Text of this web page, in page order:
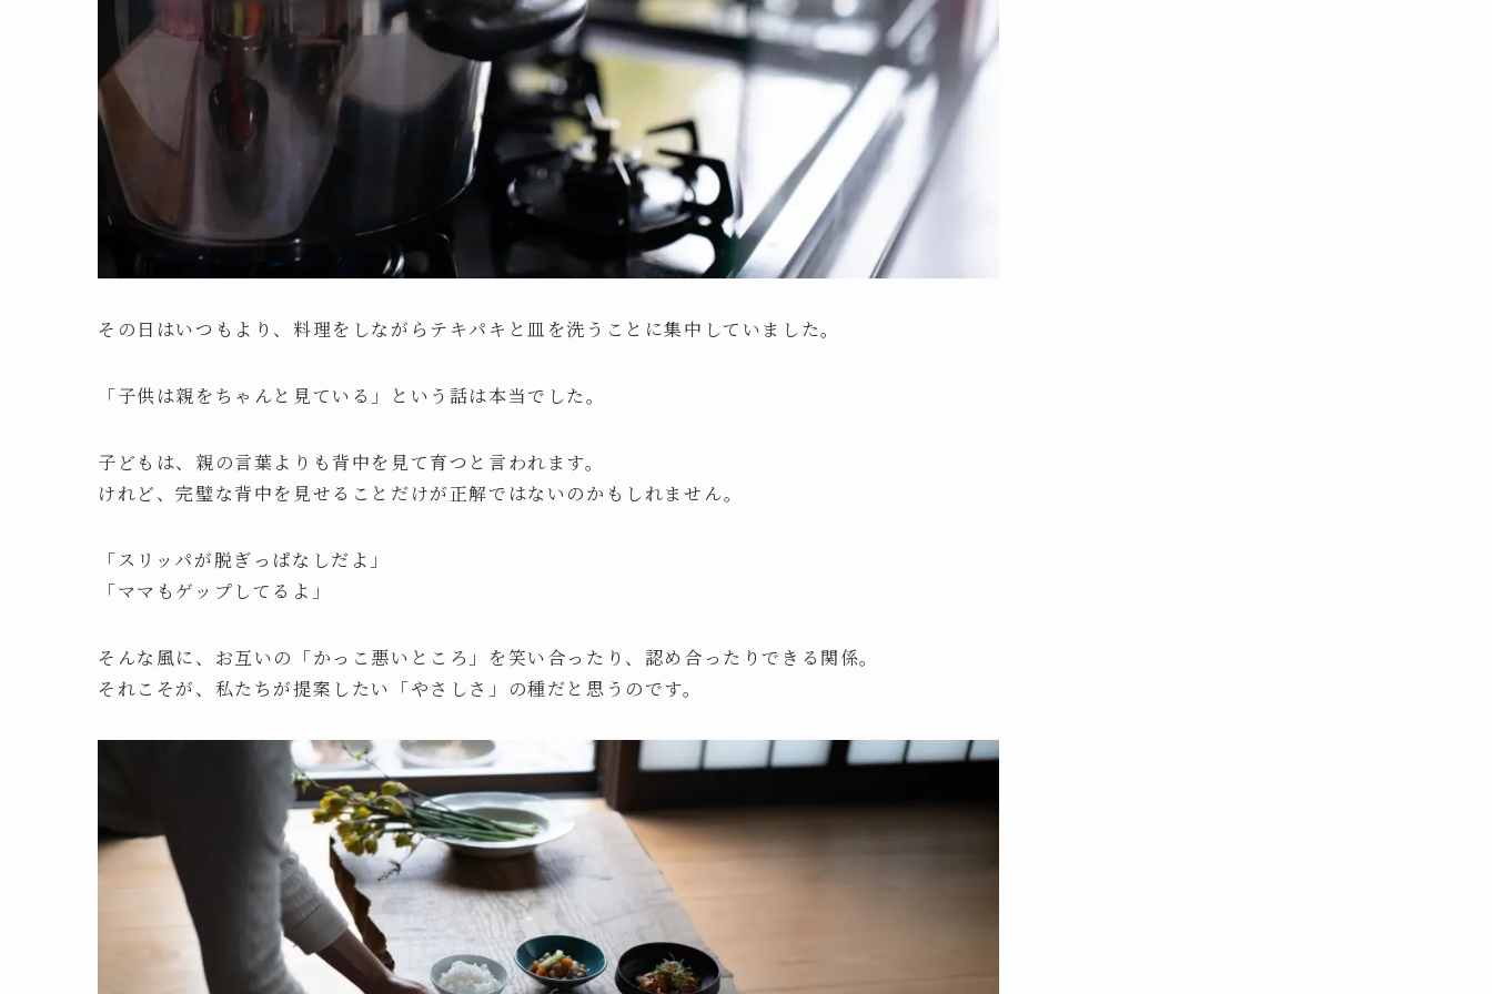
その日はいつもより、料理をしながらテキパキと皿を洗うことに集中していました。
「子供は親をちゃんと見ている」という話は本当でした。
子どもは、親の言葉よりも背中を見て育つと言われます。
けれど、完璧な背中を見せることだけが正解ではないのかもしれません。
「スリッパが脱ぎっぱなしだよ」
「ママもゲップしてるよ」
そんな風に、お互いの「かっこ悪いところ」を笑い合ったり、認め合ったりできる関係。
それこそが、私たちが提案したい「やさしさ」の種だと思うのです。